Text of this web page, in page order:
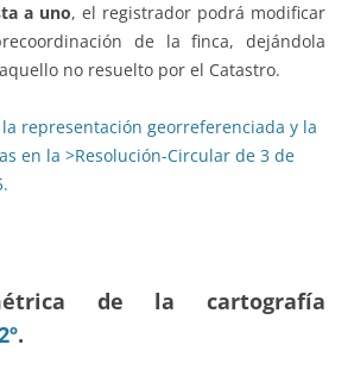
a uno, el registrador podrá modificar
de la finca, dejándola
no resuelto por el Catastro.
representación georreferenciada y la
en la >Resolución-Circular de 3 de
de la cartografía
.